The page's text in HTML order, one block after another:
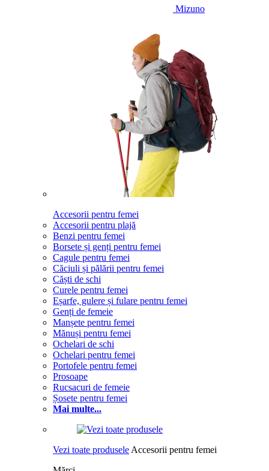
Mizuno
Accesorii pentru femei
Accesorii pentru plajă
Benzi pentru femei
Borsete și genți pentru femei
Cagule pentru femei
Căciuli și pălării pentru femei
Căști de schi
Curele pentru femei
Eșarfe, gulere și fulare pentru femei
Genți de femeie
Manșete pentru femei
Mănuși pentru femei
Ochelari de schi
Ochelari pentru femei
Portofele pentru femei
Prosoape
Rucsacuri de femeie
Șosete pentru femei
Mai multe...
Vezi toate produsele Accesorii pentru femei